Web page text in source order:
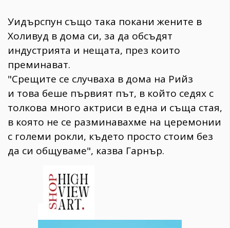
Уидърспун също така покани жените в
Холивуд в дома си, за да обсъдят
индустрията и нещата, през които
преминават.
"Срещите се случваха в дома на Рийз
и това беше първият път, в който седях с
толкова много актриси в една и съща стая,
в която не се разминавахме на церемонии
с големи рокли, където просто стоим без
да си общуваме", казва Гарнър.